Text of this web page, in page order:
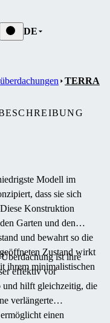
DE
TERRA
Modell im
dass sie sich
Diese Konstruktion
Garten und den
und bewahrt so die
Zustand wirkt
ihrem minimalistischen
ist ihre
effektiv vor
und hilft gleichzeitig, die
verlängerte
einen